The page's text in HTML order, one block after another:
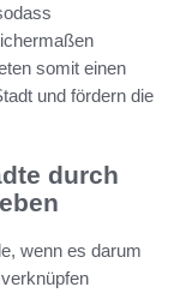
somit einen
und fördern die
durch
wenn es darum